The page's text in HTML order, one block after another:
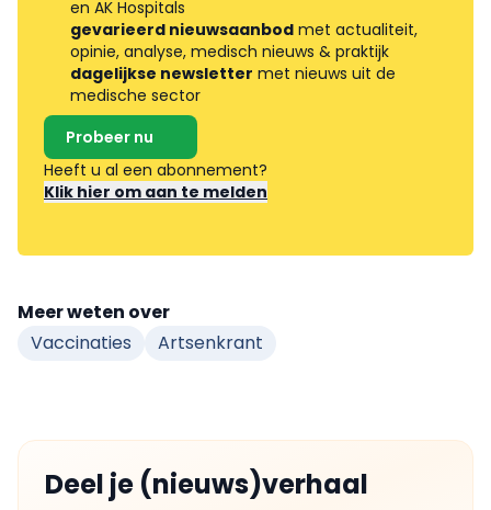
en AK Hospitals
gevarieerd nieuwsaanbod met actualiteit,
opinie, analyse, medisch nieuws & praktijk
dagelijkse newsletter met nieuws uit de
medische sector
Probeer nu
Heeft u al een abonnement?
Klik hier om aan te melden
Meer weten over
Vaccinaties
Artsenkrant
Deel je (nieuws)verhaal